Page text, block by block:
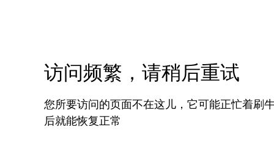
访问频繁，请稍后重试
您所要访问的页面不在这儿，它可能正忙着刷
后就能恢复正常